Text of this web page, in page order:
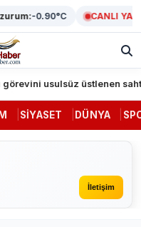
-0.90°C CANLI YAYIN
usulsüz üstlenen sahte
SIYASET DÜNYA
İletişim